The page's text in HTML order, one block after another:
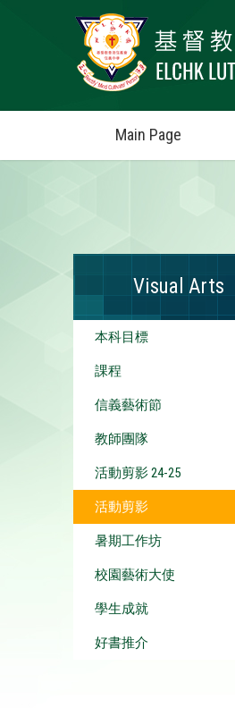
Main Page
Visual Arts
本科目標
課程
信義藝術節
教師團隊
活動剪影 24-25
活動剪影
暑期工作坊
校園藝術大使
學生成就
好書推介